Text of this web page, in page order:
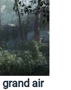
grand air